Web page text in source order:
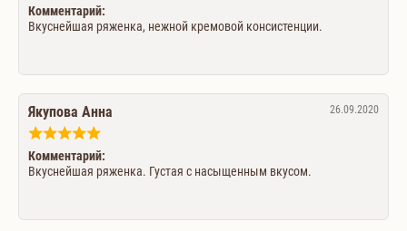
Комментарий:
Вкуснейшая ряженка, нежной кремовой консистенции.
26.09.2020
Якупова Анна
Комментарий:
Вкуснейшая ряженка. Густая с насыщенным вкусом.